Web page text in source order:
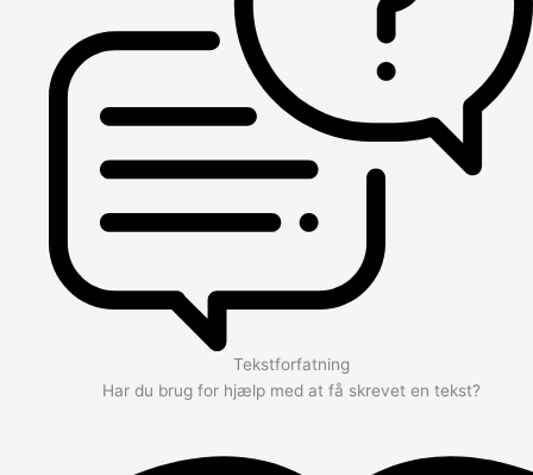
Tekstforfatning
Har du brug for hjælp med at få skrevet en tekst?